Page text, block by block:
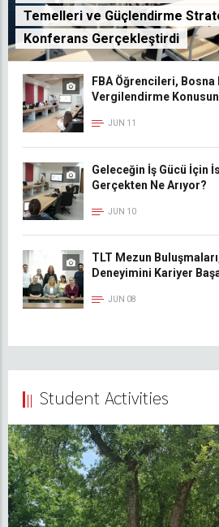
Temelleri ve Güçlendirme
Konferans Gerçekleştirdi
FBA Öğrencileri,
Vergilendirme
JUN 11
Geleceğin İş Gücü İçin
Gerçekten Ne Arıyor?
JUN 10
TLT Mezun
Deneyimini Kariyer
JUN 08
Student Activities